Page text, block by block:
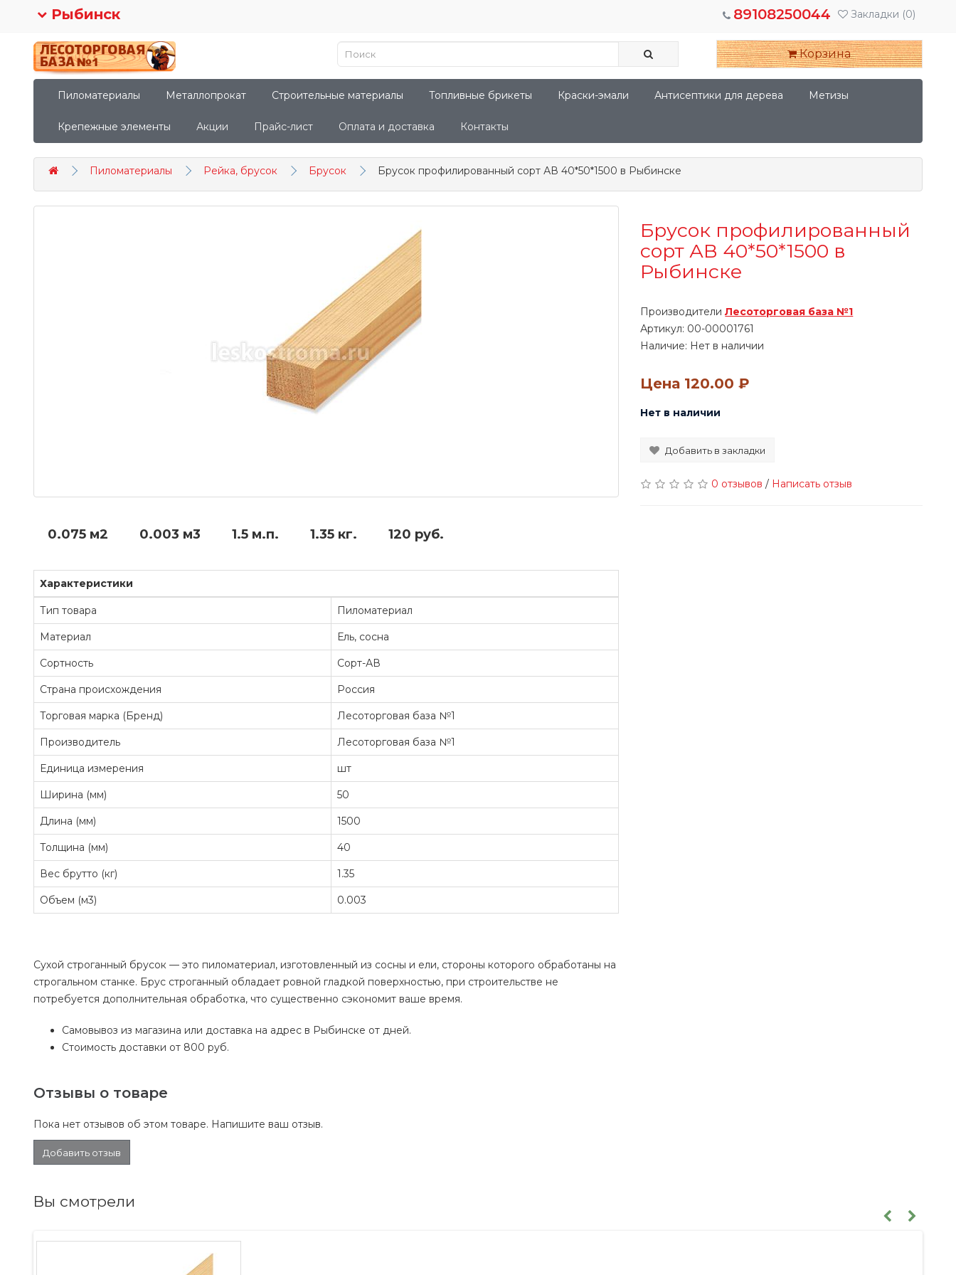
Рыбинск Закладки (0)
89108250044
Корзина
Пиломатериалы Металлопрокат Строительные материалы Топливные брикеты Краски-эмали Антисептики для дерева Метизы
Крепежные элементы Акции Прайс-лист Оплата и доставка Контакты
Пиломатериалы Рейка, брусок Брусок Брусок профилированный сорт АВ 40*50*1500 в Рыбинске
Брусок профилированный
сорт АВ 40*50*1500 в
Рыбинске
ПроизводителиЛесоторговая база №1
Артикул: 00-00001761
Наличие: Нет в наличии
Цена 120.00 ₽
Нет в наличии
Добавить в закладки
0 отзывов / Написать отзыв
0.075 м2 0.003 м3 1.5 м.п. 1.35 кг. 120 руб.
Характеристики
Тип товара Пиломатериал
Материал Ель, сосна
Сортность Сорт-АВ
Страна происхождения Россия
Торговая марка (Бренд) Лесоторговая база №1
Производитель Лесоторговая база №1
Единица измерения шт
Ширина (мм) 50
Длина (мм) 1500
Толщина (мм) 40
Вес брутто (кг) 1.35
Объем (м3) 0.003
Сухой строганный брусок — это пиломатериал, изготовленный из сосны и ели, стороны которого обработаны на
строгальном станке. Брус строганный обладает ровной гладкой поверхностью, при строительстве не
потребуется дополнительная обработка, что существенно сэкономит ваше время.
Самовывоз из магазина или доставка на адрес в Рыбинске от дней.
Стоимость доставки от 800 руб.
Отзывы о товаре
Пока нет отзывов об этом товаре. Напишите ваш отзыв.
Добавить отзыв
Вы смотрели